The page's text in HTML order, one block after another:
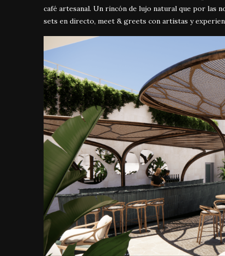
café artesanal. Un rincón de lujo natural que por las
sets en directo, meet & greets con artistas y